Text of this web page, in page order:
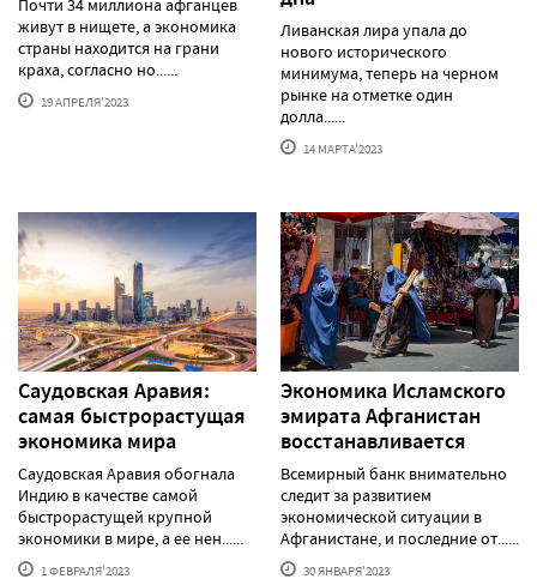
Почти 34 миллиона афганцев
живут в нищете, а экономика
страны находится на грани
краха, согласно но......
19 АПРЕЛЯ'2023
Ливанская лира упала до
нового исторического
минимума, теперь на черном
рынке на отметке один
долла......
14 МАРТА'2023
Саудовская Аравия:
самая быстрорастущая
экономика мира
Саудовская Аравия обогнала
Индию в качестве самой
быстрорастущей крупной
экономики в мире, а ее нен......
1 ФЕВРАЛЯ'2023
Экономика Исламского
эмирата Афганистан
восстанавливается
Всемирный банк внимательно
следит за развитием
экономической ситуации в
Афганистане, и последние от......
30 ЯНВАРЯ'2023